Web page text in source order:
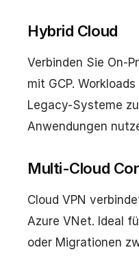
Hybrid Cloud
Verbinden Sie On-
mit GCP.
Legacy-Systeme
Anwendungen
Multi-Cloud
Cloud VPN
Azure VNet. Ideal
oder Migrationen